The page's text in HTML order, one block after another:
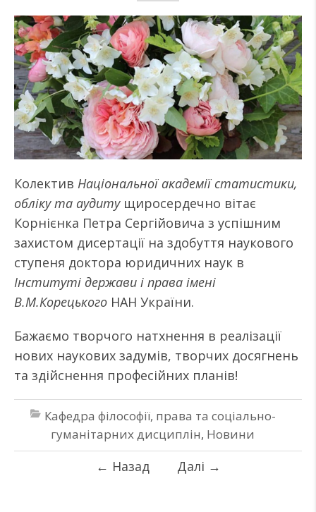
Колектив Національної академії статистики,
обліку та аудитущиросердечно вітає
Корнієнка Петра Сергійовича з успішним
захистом дисертації на здобуття наукового
ступеня доктора юридичних наук в
Інституті держави і права імені
В.М.Корецького НАН України.
Бажаємо творчого натхнення в реалізації
нових наукових задумів, творчих досягнень
та здійснення професійних планів!
Кафедра філософії, права та соціально-
гуманітарних дисциплін, Новини
← Назад Далі →